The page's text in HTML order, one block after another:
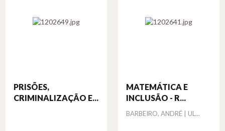
PRISÕES,
CRIMINALIZAÇÃO E...
MATEMÁTICA E
INCLUSÃO - R...
Autor
BARBEIRO, ANDRÉ | UL...